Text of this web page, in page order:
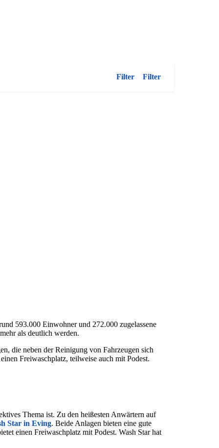
Filter Filter
593.000 Einwohner und 272.000 zugelassene
als deutlich werden.
die neben der Reinigung von Fahrzeugen sich
Freiwaschplatz, teilweise auch mit Podest.
Thema ist. Zu den heißesten Anwärtern auf
Star in Eving. Beide Anlagen bieten eine gute
einen Freiwaschplatz mit Podest. Wash Star hat